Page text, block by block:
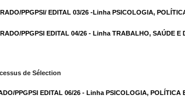
PPGPSI/ EDITAL 03/26 -Linha PSICOLOGIA,
PPGPSI EDITAL 04/26 - Linha TRABALHO, SAÚDE E
de Sélection
PPGPSI EDITAL 06/26 - Linha PSICOLOGIA, POLÍTICA